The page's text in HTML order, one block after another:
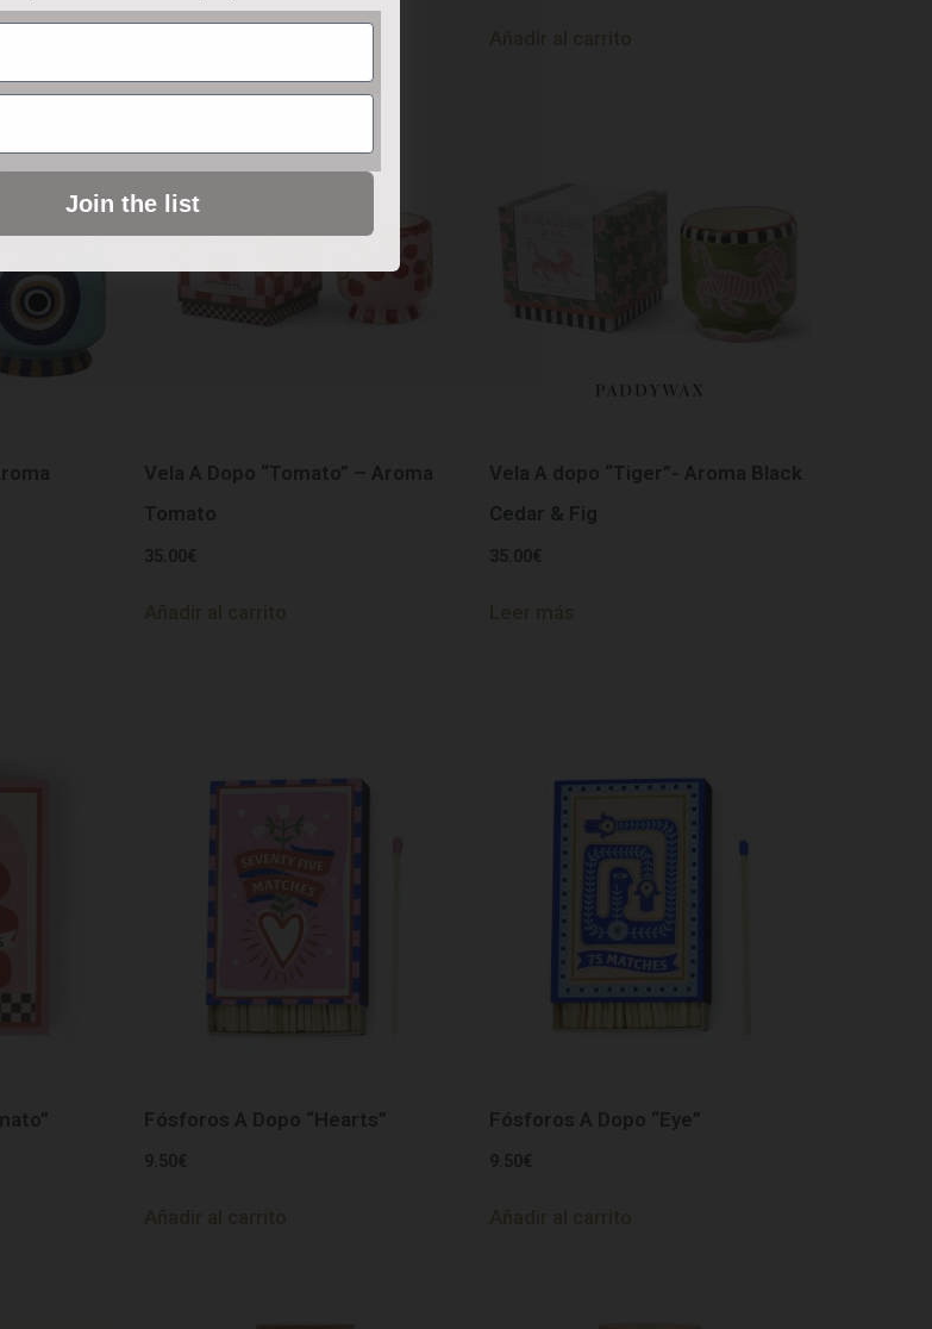
Vela A Dopo “Tomato” – Aroma
Tomato
35.00€
Vela A dopo “Tiger”- Aroma Black
Cedar & Fig
35.00€
Fósforos A Dopo “Hearts”
9.50€
Fósforos A Dopo “Eye”
9.50€
Join the list